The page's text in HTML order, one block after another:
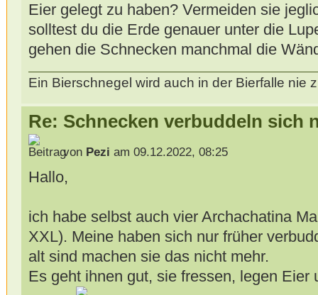
Eier gelegt zu haben? Vermeiden sie
solltest du die Erde genauer unter die
gehen die Schnecken manchmal die
Ein Bierschnegel wird auch in der Bierfalle nie
Re: Schnecken verbuddeln sich
von Pezi am 09.12.2022, 08:25
Hallo,
ich habe selbst auch vier Archachatina
XXL). Meine haben sich nur früher
alt sind machen sie das nicht mehr.
Es geht ihnen gut, sie fressen, legen Eier